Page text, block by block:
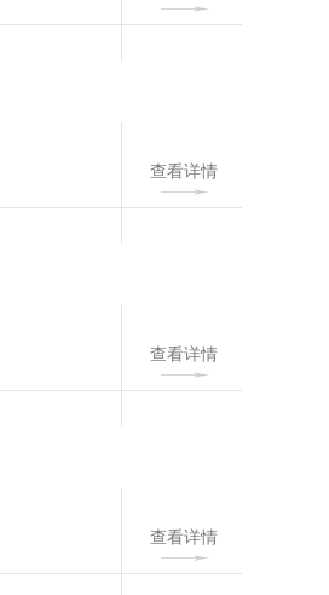
查看详情
查看详情
查看详情